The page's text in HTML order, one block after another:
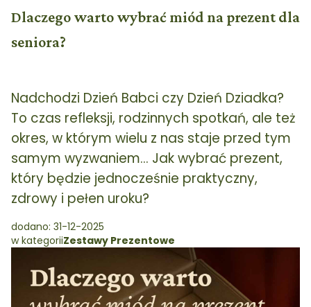
Dlaczego warto wybrać miód na prezent dla
seniora?
Nadchodzi Dzień Babci czy Dzień Dziadka?
To czas refleksji, rodzinnych spotkań, ale też
okres, w którym wielu z nas staje przed tym
samym wyzwaniem... Jak wybrać prezent,
który będzie jednocześnie praktyczny,
zdrowy i pełen uroku?
dodano: 31-12-2025
w kategoriiZestawy Prezentowe